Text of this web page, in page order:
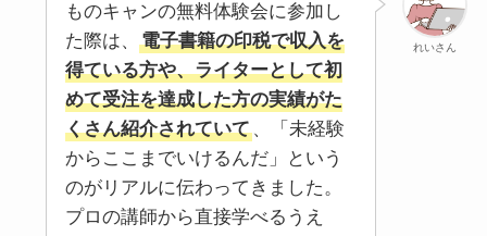
れいさん
ものキャンの無料体験会に参加し
た際は、
電子書籍の印税で収入を
得ている方や、ライターとして初
めて受注を達成した方の実績がた
くさん紹介されていて、「未経験
からここまでいけるんだ」という
のがリアルに伝わってきました。
プロの講師から直接学べるうえ